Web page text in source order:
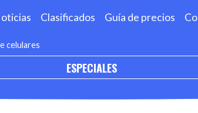
Clasificados Guía de precios
celulares
ESPECIALES